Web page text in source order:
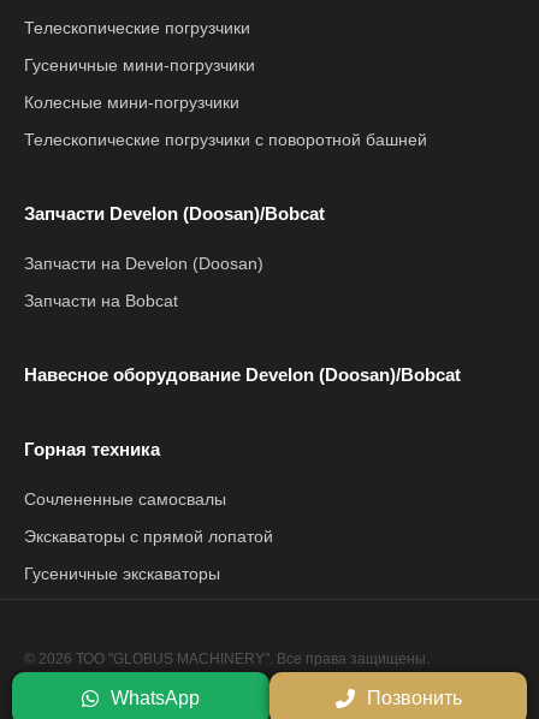
WhatsApp Позвонить
Телескопические погрузчики
Гусеничные мини-погрузчики
Колесные мини-погрузчики
Телескопические погрузчики с поворотной башней
Запчасти Develon (Doosan)/Bobcat
Запчасти на Develon (Doosan)
Запчасти на Bobcat
Навесное оборудование Develon (Doosan)/Bobcat
Горная техника
Сочлененные самосвалы
Экскаваторы с прямой лопатой
Гусеничные экскаваторы
© 2026 ТОО "GLOBUS MACHINERY". Все права защищены.
Сайт разработан компанией